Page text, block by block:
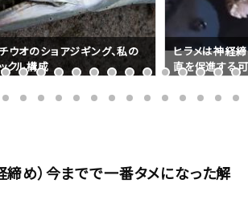
ウオのショアジギング、私の
クル構成
ヒラメは神経
直を促進する
締め）今までで一番タメになった解